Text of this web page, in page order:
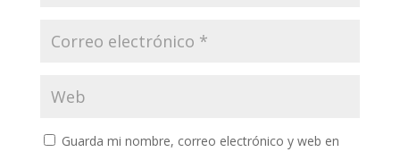
Guarda mi nombre, correo electrónico y web en